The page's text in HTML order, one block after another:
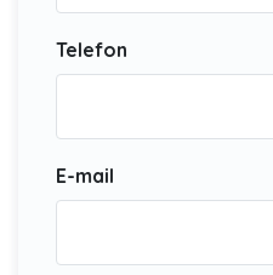
Telefon
E-mail